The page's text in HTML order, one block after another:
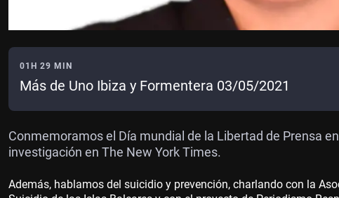
01H 29 MIN
Más de Uno Ibiza y Formentera 03/05/2021
Conmemoramos el Día mundial de la Libertad de Prensa
investigación en The New York Times.
Además, hablamos del suicidio y prevención, charlando con la